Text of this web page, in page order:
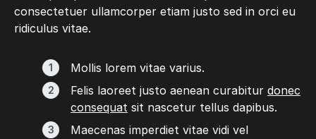
consectetuer ullamcorper etiam justo sed in orci eu
ridiculus vitae.
Mollis lorem vitae varius.
Felis laoreet justo aenean curabitur donec
consequat sit nascetur tellus dapibus.
Maecenas imperdiet vitae vidi vel